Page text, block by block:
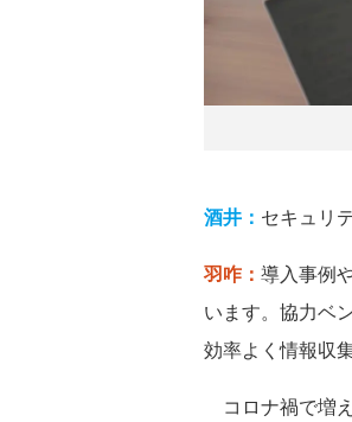
酒井： セキュリ
羽咋： 導入事例
います。協力ベ
効率よく情報収
コロナ禍で増